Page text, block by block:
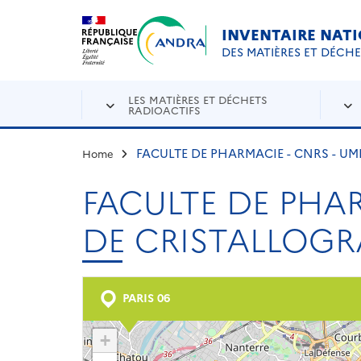
Aller au contenu principal
INVENTAIRE
DES MATIÈRES ET
LES MATIÈRES ET DÉCHETS
RADIOACTIFS
Home FACULTE DE PHARMACIE - CNRS -
FACULTE DE
DE
PARIS 06
+